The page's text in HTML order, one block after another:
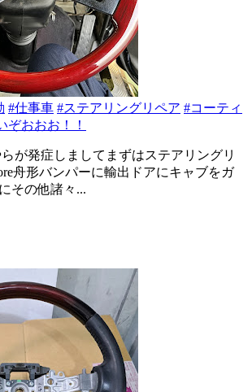
#仕事車 #ステアリングリペア #コーティ
ぞおおお！！
が発症しましてまずはステアリングリ
舟形バンパーに輸出ドアにキャブをガ
その他諸々...